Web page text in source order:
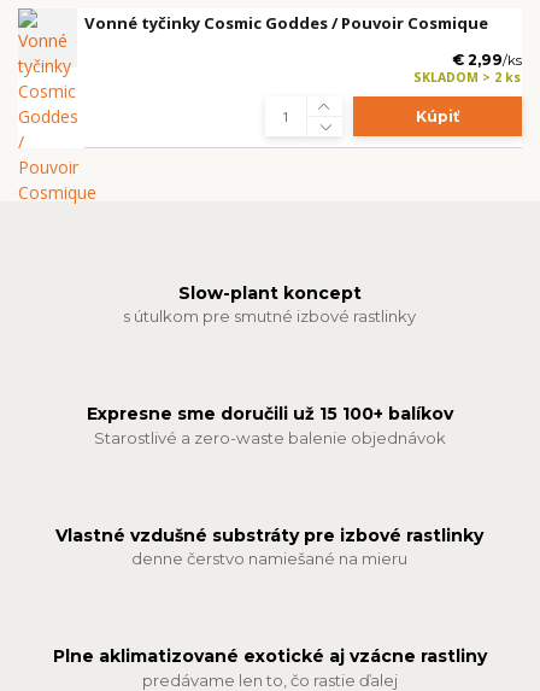
Vonné tyčinky Cosmic Goddes / Pouvoir Cosmique
€ 2,99/ks
SKLADOM > 2 ks
Kúpiť
Slow-plant koncept
s útulkom pre smutné izbové rastlinky
Expresne sme doručili už 15 100+ balíkov
Starostlivé a zero-waste balenie objednávok
Vlastné vzdušné substráty pre izbové rastlinky
denne čerstvo namiešané na mieru
Plne aklimatizované exotické aj vzácne rastliny
predávame len to, čo rastie ďalej